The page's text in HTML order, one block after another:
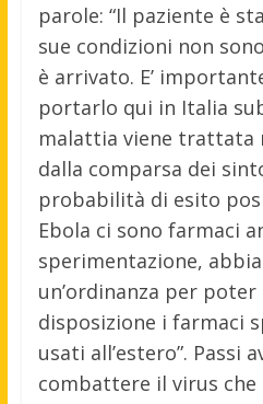
parole: “Il paziente è
sue condizioni non
è arrivato. E’
portarlo qui in Italia
malattia viene trattata
dalla comparsa dei
probabilità di esito
Ebola ci sono farmaci
sperimentazione,
un’ordinanza per poter
disposizione i farmaci
usati all’estero”. Passi
combattere il virus